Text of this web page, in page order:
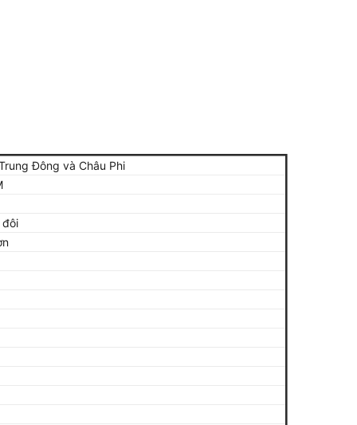
Đông và Châu Phi
đôi